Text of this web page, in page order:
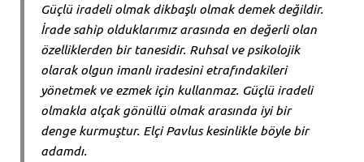
Güçlü iradeli olmak dikbaşlı olmak demek değildir.
İrade sahip olduklarımız arasında en değerli olan
özelliklerden bir tanesidir. Ruhsal ve psikolojik
olarak olgun imanlı iradesini etrafındakileri
yönetmek ve ezmek için kullanmaz. Güçlü iradeli
olmakla alçak gönüllü olmak arasında iyi bir
denge kurmuştur. Elçi Pavlus kesinlikle böyle bir
adamdı.